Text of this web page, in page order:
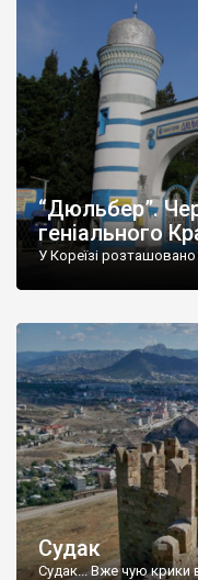
“Дюльбер”.
геніального
У Кореїзі
Судак
Судак... Вже чую крики